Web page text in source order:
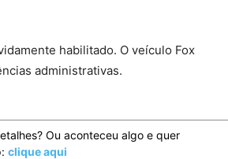
habilitado. O veículo Fox
administrativas.
Ou aconteceu algo e quer
clique aqui